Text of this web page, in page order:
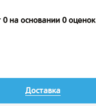
0 на основании 0 оценок
Доставка